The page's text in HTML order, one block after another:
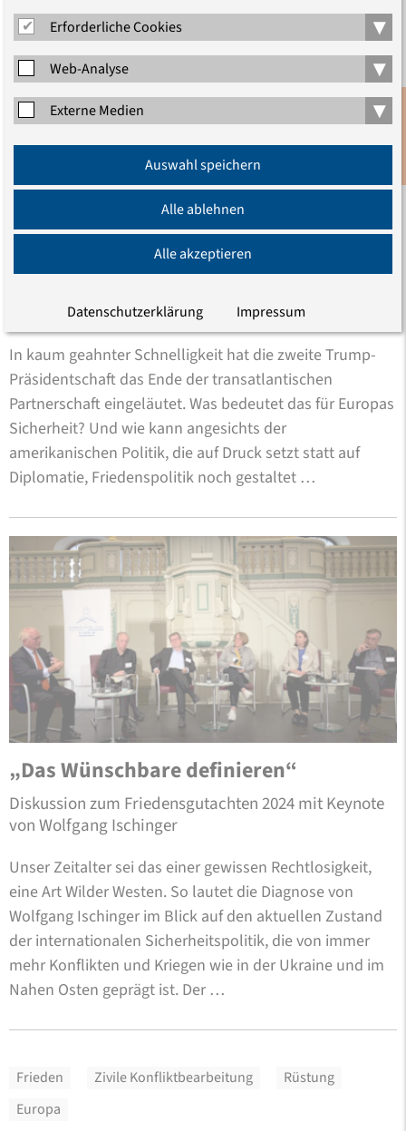
Frieden retten!
In kaum geahnter Schnelligkeit hat die zweite Trump-
Präsidentschaft das Ende der transatlantischen
Partnerschaft eingeläutet. Was bedeutet das für Europas
Sicherheit? Und wie kann angesichts der
amerikanischen Politik, die auf Druck setzt statt auf
Diplomatie, Friedenspolitik noch gestaltet …
„Das Wünschbare definieren“
Diskussion zum Friedensgutachten 2024 mit Keynote
von Wolfgang Ischinger
Unser Zeitalter sei das einer gewissen Rechtlosigkeit,
eine Art Wilder Westen. So lautet die Diagnose von
Wolfgang Ischinger im Blick auf den aktuellen Zustand
der internationalen Sicherheitspolitik, die von immer
mehr Konflikten und Kriegen wie in der Ukraine und im
Nahen Osten geprägt ist. Der …
Frieden Zivile Konfliktbearbeitung
Rüstung
Europa
Anmeldung
Erforderliche Cookies
▾
Web-Analyse ▾
Externe Medien ▾
Auswahl speichern
Alle ablehnen
Alle akzeptieren
Datenschutzerklärung Impressum